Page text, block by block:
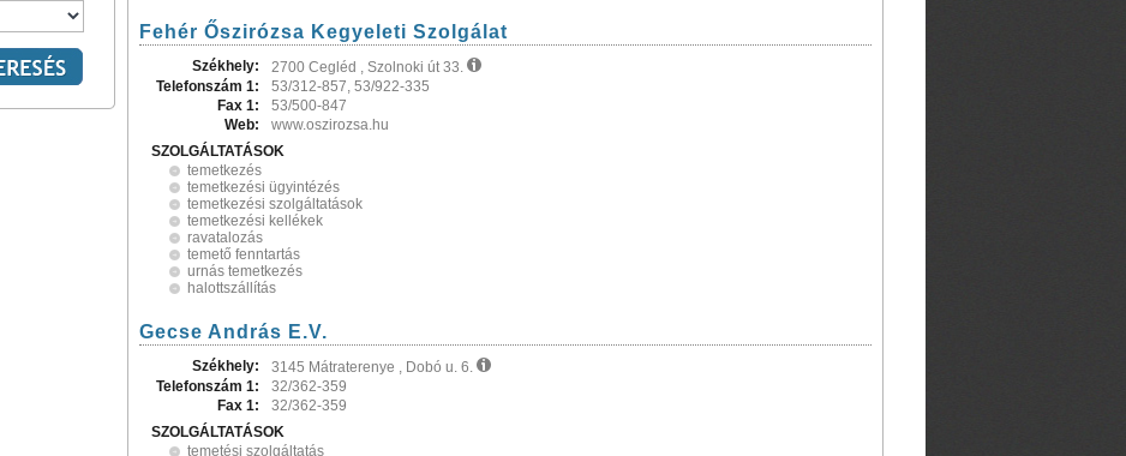
Fehér Őszirózsa Kegyeleti Szolgálat
Székhely:
2700 Cegléd , Szolnoki út 33.
Telefonszám 1:
53/312-857, 53/922-335
Fax 1:
53/500-847
Web:
www.oszirozsa.hu
SZOLGÁLTATÁSOK
temetkezés
temetkezési ügyintézés
temetkezési szolgáltatások
temetkezési kellékek
ravatalozás
temető fenntartás
urnás temetkezés
halottszállítás
Gecse András E.V.
Székhely:
3145 Mátraterenye , Dobó u. 6.
Telefonszám 1:
32/362-359
Fax 1:
32/362-359
SZOLGÁLTATÁSOK
temetési szolgáltatás